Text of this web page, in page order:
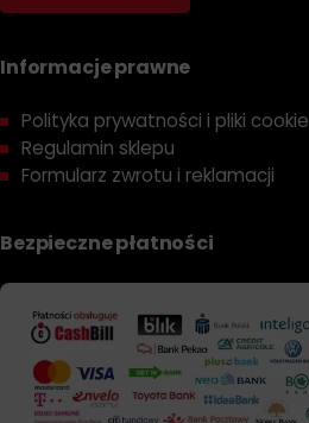
Informacje prawne
Polityka prywatności i pliki cookie
Regulamin sklepu
Formularz zwrotu i reklamacji
Bezpieczne płatności